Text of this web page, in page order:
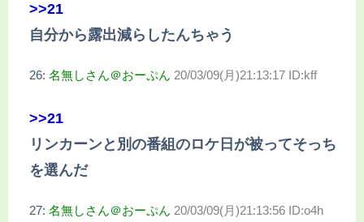
>>21
自分から露出減らしたんちゃう
26: 名無しさん＠おーぷん 20/03/09(月)21:13:17 ID:kff
>>21
リンカーンと別の番組のロケ日が被ってそっち
を選んだ
27: 名無しさん＠おーぷん 20/03/09(月)21:13:56 ID:o4h